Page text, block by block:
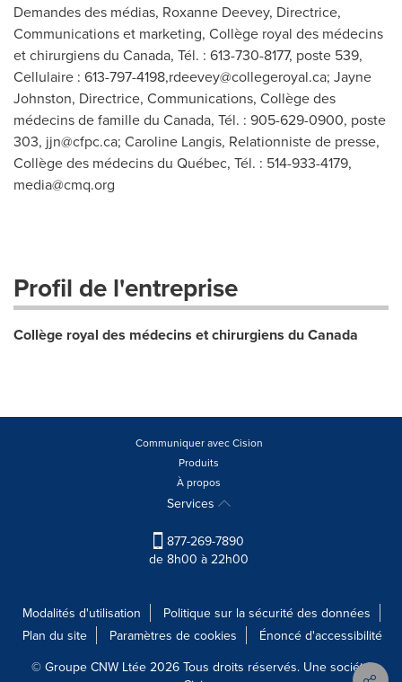
Demandes des médias, Roxanne Deevey, Directrice,
Communications et marketing, Collège royal des médecins
et chirurgiens du Canada, Tél. : 613-730-8177, poste 539,
Cellulaire : 613-797-4198,rdeevey@collegeroyal.ca; Jayne
Johnston, Directrice, Communications, Collège des
médecins de famille du Canada, Tél. : 905-629-0900, poste
303, jjn@cfpc.ca; Caroline Langis, Relationniste de presse,
Collège des médecins du Québec, Tél. : 514-933-4179,
media@cmq.org
Profil de l'entreprise
Collège royal des médecins et chirurgiens du Canada
Communiquer avec Cision
Produits
À propos
Services
877-269-7890
de 8h00 à 22h00
Modalités d'utilisation
Politique sur la sécurité des données
Plan du site
Paramètres de cookies
Énoncé d'accessibilité
© Groupe CNW Ltée 2026 Tous droits réservés. Une société